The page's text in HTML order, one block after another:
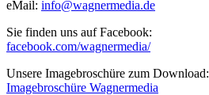
eMail: info@wagnermedia.de
Sie finden uns auf Facebook:
facebook.com/wagnermedia/
Unsere Imagebroschüre zum Download:
Imagebroschüre Wagnermedia